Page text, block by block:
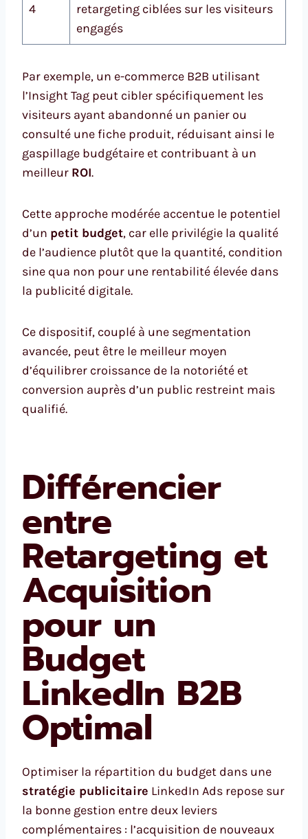
4
retargeting ciblées sur les visiteurs
engagés
Par exemple, un e-commerce B2B utilisant
l’Insight Tag peut cibler spécifiquement les
visiteurs ayant abandonné un panier ou
consulté une fiche produit, réduisant ainsi le
gaspillage budgétaire et contribuant à un
meilleur ROI.
Cette approche modérée accentue le potentiel
d’un petit budget, car elle privilégie la qualité
de l’audience plutôt que la quantité, condition
sine qua non pour une rentabilité élevée dans
la publicité digitale.
Ce dispositif, couplé à une segmentation
avancée, peut être le meilleur moyen
d’équilibrer croissance de la notoriété et
conversion auprès d’un public restreint mais
qualifié.
Différencier
entre
Retargeting et
Acquisition
pour un
Budget
LinkedIn B2B
Optimal
Optimiser la répartition du budget dans une
stratégie publicitaire LinkedIn Ads repose sur
la bonne gestion entre deux leviers
complémentaires : l’acquisition de nouveaux